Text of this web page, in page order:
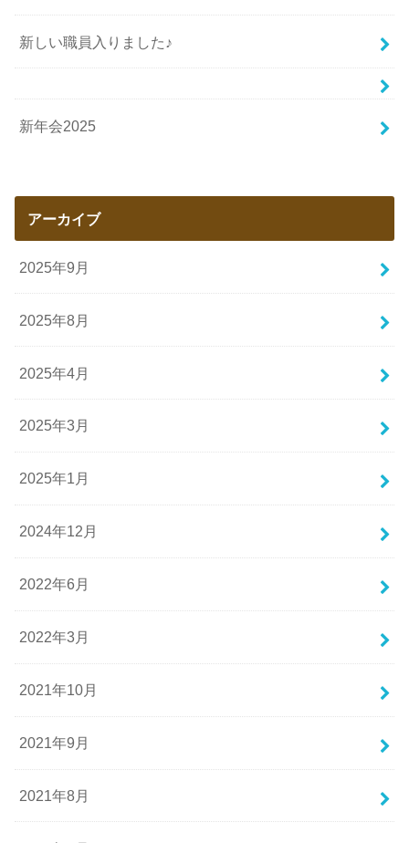
新しい職員入りました♪
新年会2025
アーカイブ
2025年9月
2025年8月
2025年4月
2025年3月
2025年1月
2024年12月
2022年6月
2022年3月
2021年10月
2021年9月
2021年8月